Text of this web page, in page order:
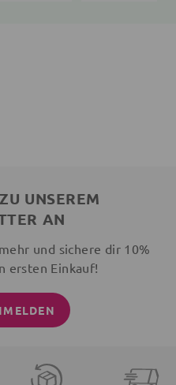
UNSEREM
AN
und sichere dir 10%
ersten Einkauf!